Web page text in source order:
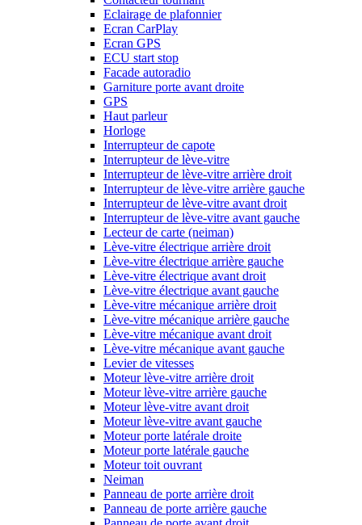
Eclairage de plafonnier
Ecran CarPlay
Ecran GPS
ECU start stop
Facade autoradio
Garniture porte avant droite
GPS
Haut parleur
Horloge
Interrupteur de capote
Interrupteur de lève-vitre
Interrupteur de lève-vitre arrière droit
Interrupteur de lève-vitre arrière gauche
Interrupteur de lève-vitre avant droit
Interrupteur de lève-vitre avant gauche
Lecteur de carte (neiman)
Lève-vitre électrique arrière droit
Lève-vitre électrique arrière gauche
Lève-vitre électrique avant droit
Lève-vitre électrique avant gauche
Lève-vitre mécanique arrière droit
Lève-vitre mécanique arrière gauche
Lève-vitre mécanique avant droit
Lève-vitre mécanique avant gauche
Levier de vitesses
Moteur lève-vitre arrière droit
Moteur lève-vitre arrière gauche
Moteur lève-vitre avant droit
Moteur lève-vitre avant gauche
Moteur porte latérale droite
Moteur porte latérale gauche
Moteur toit ouvrant
Neiman
Panneau de porte arrière droit
Panneau de porte arrière gauche